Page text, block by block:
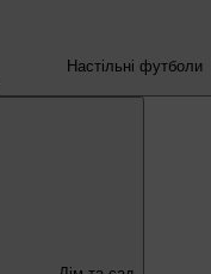
Настільні футболи